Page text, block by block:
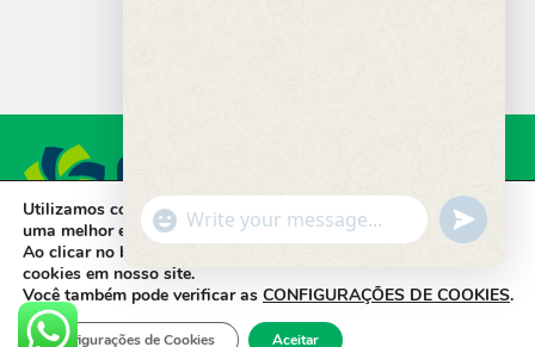
CADEG © 2023 - Todos os direitos reservados.
Desenvolvido por Molin Space.
Utilizamos cookies em nosso site, que nos ajudam a oferecer
uma melhor experiência de navegação.
Ao clicar no botão
cookies em nosso site.
Você também pode verificar as CONFIGURAÇÕES DE COOKIES.
Aceitar
Configurações de Cookies
"+chaty_settings.lang.emoji_picker+"
WhatsApp Message